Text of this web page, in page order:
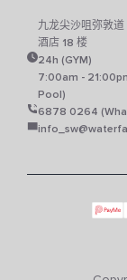
九龙尖沙咀弥敦
酒店 18 楼
24h (GYM)
7:00am -
Pool)
6878 0264